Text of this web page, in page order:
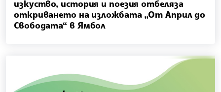
изкуство, история и поезия отбеляза
откриването на изложбата „От Април до
Свободата“ в Ямбол